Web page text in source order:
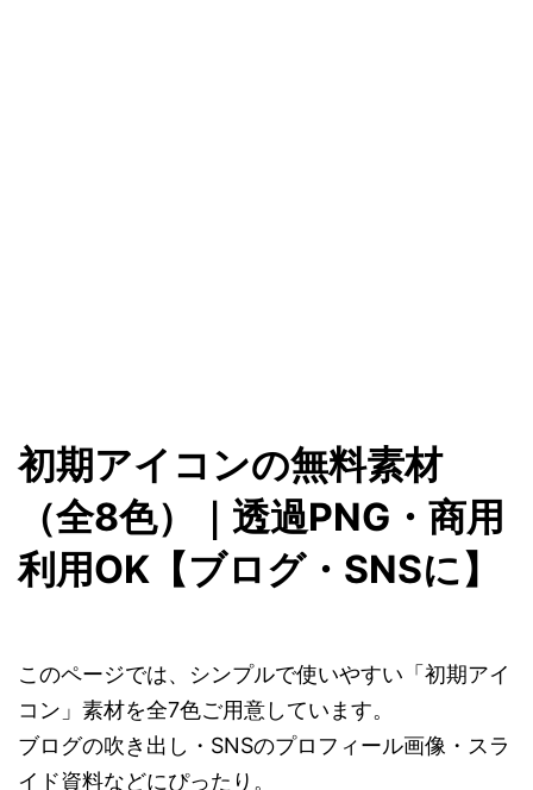
初期アイコンの無料素材
（全8色）｜透過PNG・商用
利用OK【ブログ・SNSに】
このページでは、シンプルで使いやすい「初期アイ
コン」素材を全7色ご用意しています。
ブログの吹き出し・SNSのプロフィール画像・スラ
イド資料などにぴったり。